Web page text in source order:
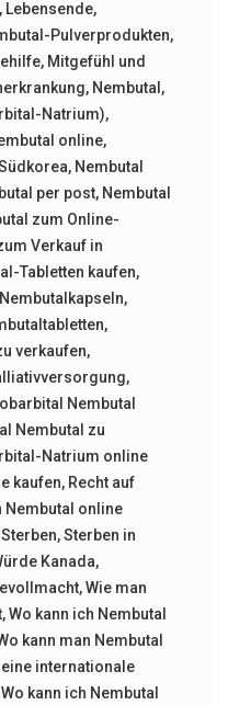
Lebensende,
Pulverprodukten,
, Mitgefühl und
, Nembutal ,
Natrium),
online,
, Nembutal
per post, Nembutal
zum Online-
Verkauf in
Tabletten kaufen,
Nembutalkapseln,
,
verkaufen,
,
Nembutal
Nembutal zu
Natrium online
kaufen, Recht auf
Nembutal online
Sterben,Sterben in
Kanada,
,Wie man
,Wo kann ich Nembutal
kann man Nembutal
internationale
Wo kann ich Nembutal